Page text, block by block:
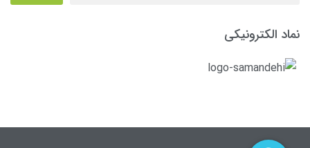
نماد الکترونیکی